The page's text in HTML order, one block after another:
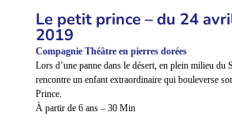
Le petit prince – du 24
2019
Compagnie Théâtre en pierres dorées
Lors d’une panne dans le désert, en plein milieu du
rencontre un enfant extraordinaire qui bouleverse
Prince.
À partir de 6 ans – 30 Min